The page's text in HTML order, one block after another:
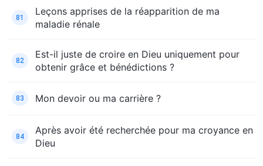
81
Leçons apprises de la réapparition de ma
maladie rénale
82
Est-il juste de croire en Dieu uniquement pour
obtenir grâce et bénédictions ?
83 Mon devoir ou ma carrière ?
84
Après avoir été recherchée pour ma croyance en
Dieu